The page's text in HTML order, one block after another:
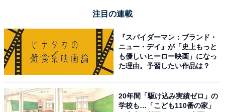
注目の連載
『スパイダーマン：ブランド・
ニュー・デイ』が「史上もっと
も優しいヒーロー映画」になっ
た理由。予習したい作品は？
20年間「駆け込み実績ゼロ」の
学校も…「こども110番の家」